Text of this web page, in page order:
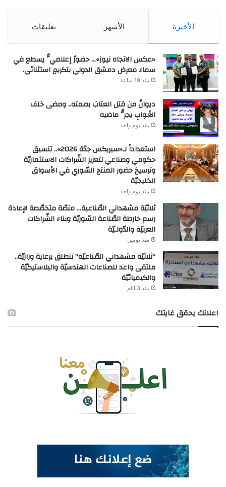
الأخيرة الأشهر تعليقات
«عكس الاتجاه نيوز»… حضورٌ إعلاميٌّ يسطع في
سماء معرض دمشق الدولي بتكريمٍ استثنائي.
منذ 19 ساعة
ديوانُ من قتل العتابَ بصمته.. ومضى خلف
الأبوابِ يجرُّ ماضيه
منذ يوم واحد
استعداداً لـ«سيريكس جدّة 2026».. تنسيق
حكومي وصناعي لتعزيز الشّراكات الاستثماريّة
وترسيخ حضور المنتج السّوري في الأسواق
الخليجيّة
منذ يوم واحد
ثلاثيّة مشهداني الصّناعية… منصّة متخصّصة لإعادة
رسم خارطة الصّناعة السّوريّة وبناء الشّراكات
العربيّة والدّولـيّة
منذ يومين
“ثلاثيّة مشهداني الصّناعيّة” تنطلق برعاية وزاريّة..
ملتقى واعد للصناعات الهندسيّة والبلاستيكيّة
والكيميائيّة
منذ 3 أيام
اعلانك يحقق غايتك